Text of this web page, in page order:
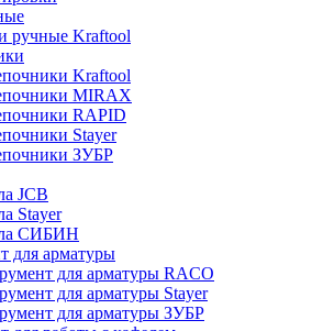
ручные Kraftool
Kraftool
MIRAX
RAPID
Stayer
ЗУБР
JCB
Stayer
СИБИН
для арматуры
для арматуры RACO
для арматуры Stayer
для арматуры ЗУБР